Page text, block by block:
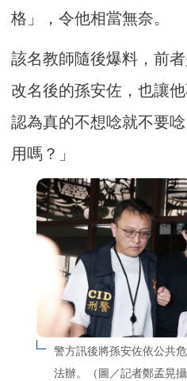
格」，令他相當無奈。
該名教師隨後爆料，前
改名後的孫安佐，也讓
認為真的不想唸就不要
用嗎？」
警方訊後將孫安佐依公共
法辦。（圖／記者鄭孟晃攝